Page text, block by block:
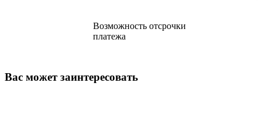
Возможность отсрочки
платежа
Вас может заинтересовать